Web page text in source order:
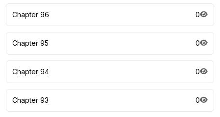
Chapter 96 0
Chapter 95 0
Chapter 94 0
Chapter 93 0